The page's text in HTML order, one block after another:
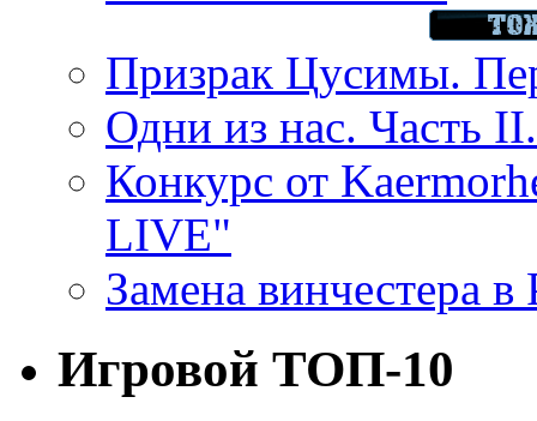
Призрак Цусимы.
Одни из нас. Часть
Конкурс от
LIVE"
Замена винчестера
Игровой ТОП-10